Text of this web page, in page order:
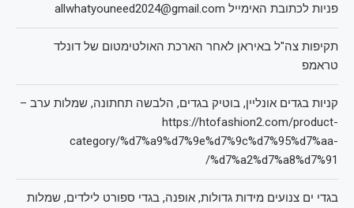
פניות לכתובת האימייל allwhatyouneed2024@gmail.com
תקיפות צה"ל באיראן לאחר הארכת האולטימטום של דונלד
טראמפ
קניות בגדים אונליין, בוטיק בגדים, הלבשה תחתונה, שמלות ערב –
https://htofashion2.com/product-
category/%d7%a9%d7%9e%d7%9c%d7%95%d7%aa-
%d7%a2%d7%a8%d7%91/
בגדי ים צנועים מידות גדולות, אופנה, בגדי ספורט לילדים, שמלות